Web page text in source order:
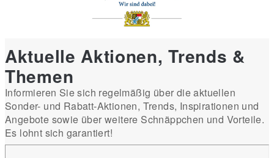
Aktuelle Aktionen, Trends &
Themen
Informieren Sie sich regelmäßig über die aktuellen
Sonder- und Rabatt-Aktionen, Trends, Inspirationen und
Angebote sowie über weitere Schnäppchen und Vorteile.
Es lohnt sich garantiert!